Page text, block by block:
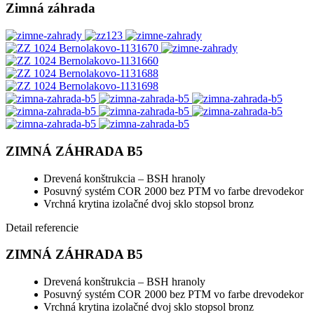
Zimná záhrada
ZIMNÁ ZÁHRADA B5
Drevená konštrukcia – BSH hranoly
Posuvný systém COR 2000 bez PTM vo farbe drevodekor
Vrchná krytina izolačné dvoj sklo stopsol bronz
Detail referencie
ZIMNÁ ZÁHRADA B5
Drevená konštrukcia – BSH hranoly
Posuvný systém COR 2000 bez PTM vo farbe drevodekor
Vrchná krytina izolačné dvoj sklo stopsol bronz